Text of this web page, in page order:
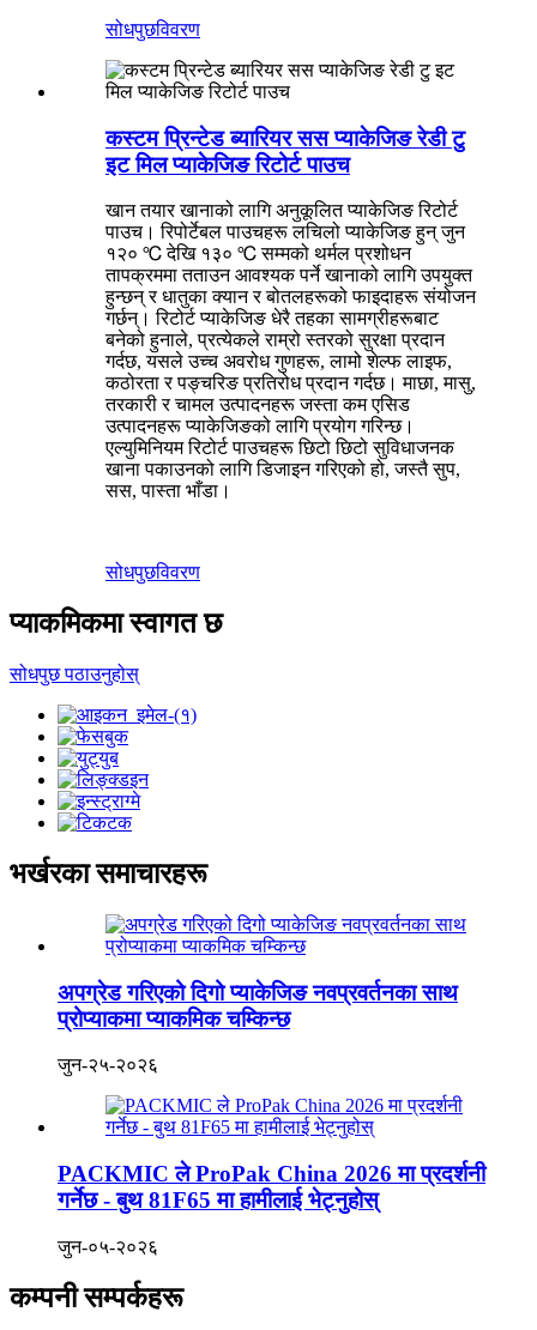
सोधपुछविवरण
कस्टम प्रिन्टेड ब्यारियर सस प्याकेजिङ रेडी टु
इट मिल प्याकेजिङ रिटोर्ट पाउच
खान तयार खानाको लागि अनुकूलित प्याकेजिङ रिटोर्ट
पाउच। रिपोर्टेबल पाउचहरू लचिलो प्याकेजिङ हुन् जुन
१२० ℃ देखि १३० ℃ सम्मको थर्मल प्रशोधन
तापक्रममा तताउन आवश्यक पर्ने खानाको लागि उपयुक्त
हुन्छन् र धातुका क्यान र बोतलहरूको फाइदाहरू संयोजन
गर्छन्। रिटोर्ट प्याकेजिङ धेरै तहका सामग्रीहरूबाट
बनेको हुनाले, प्रत्येकले राम्रो स्तरको सुरक्षा प्रदान
गर्दछ, यसले उच्च अवरोध गुणहरू, लामो शेल्फ लाइफ,
कठोरता र पङ्चरिङ प्रतिरोध प्रदान गर्दछ। माछा, मासु,
तरकारी र चामल उत्पादनहरू जस्ता कम एसिड
उत्पादनहरू प्याकेजिङको लागि प्रयोग गरिन्छ।
एल्युमिनियम रिटोर्ट पाउचहरू छिटो छिटो सुविधाजनक
खाना पकाउनको लागि डिजाइन गरिएको हो, जस्तै सुप,
सस, पास्ता भाँडा।
सोधपुछविवरण
प्याकमिकमा स्वागत छ
सोधपुछ पठाउनुहोस्
भर्खरका समाचारहरू
अपग्रेड गरिएको दिगो प्याकेजिङ नवप्रवर्तनका साथ
प्रोप्याकमा प्याकमिक चम्किन्छ
जुन-२५-२०२६
PACKMIC ले ProPak China 2026 मा प्रदर्शनी
गर्नेछ - बुथ 81F65 मा हामीलाई भेट्नुहोस्
जुन-०५-२०२६
कम्पनी सम्पर्कहरू